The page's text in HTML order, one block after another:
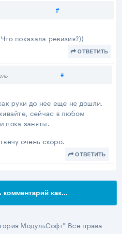
#Поделиться
показала ревизия?))
ОТВЕТИТЬ
#Поделиться
руки до нее еще не дошли.
сейчас в любом
пока заняты.
очень скоро.
ОТВЕТИТЬ
комментарий как...
МодульСофт" Все права